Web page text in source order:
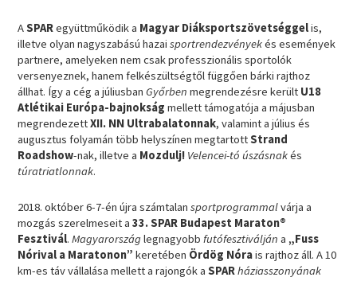
ASPARegyüttműködik a Magyar Diáksportszövetséggelis,
illetve olyan nagyszabású hazaisportrendezvényekés események
partnere, amelyeken nem csak professzionális sportolók
versenyeznek, hanem felkészültségtől függően bárki rajthoz
állhat. Így a cég a júliusbanGyőrben megrendezésre került U18
Atlétikai Európa-bajnokság mellett támogatója a májusban
megrendezettXII. NN Ultrabalatonnak, valamint a július és
augusztus folyamán több helyszínen megtartottStrand
Roadshow-nak, illetve a Mozdulj! Velencei-tó úszásnakés
túratriatlonnak.
2018. október 6-7-én újra számtalansportprogrammalvárja a
mozgás szerelmeseit a33. SPAR Budapest Maraton®
Fesztivál.Magyarországlegnagyobbfutófesztiválján a „Fuss
Nórival a Maratonon” keretében Ördög Nórais rajthoz áll. A 10
km-es táv vállalása mellett a rajongók aSPARháziasszonyának